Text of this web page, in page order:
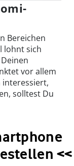
Bereichen
lohnt sich
vor allem
interessiert,
solltest Du
<<